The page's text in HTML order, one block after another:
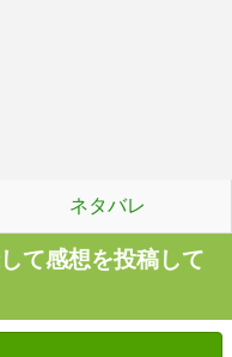
ネタバレ
て感想を投稿して